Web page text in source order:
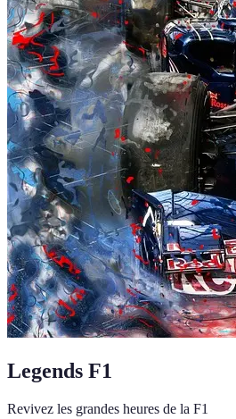
Legends F1
Revivez les grandes heures de la F1